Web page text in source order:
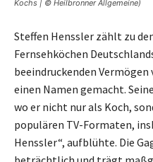
Kochs | © Heilbronner Allgemeine)
Steffen Henssler zählt zu
Fernsehköchen
beeindruckenden
einen Namen gemacht.
wo er nicht nur als Koch,
populären TV-Formaten,
Henssler“, aufblühte. Die